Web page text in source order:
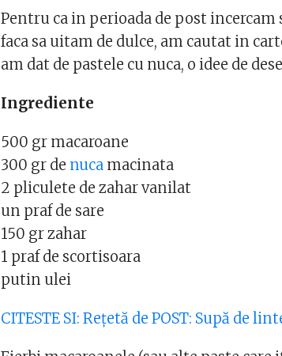
Pentru ca in perioada de post incercam
faca sa uitam de dulce, am cautat in
am dat de pastele cu nuca, o idee de
Ingrediente
500 gr macaroane
300 gr de nuca macinata
2 pliculete de zahar vanilat
un praf de sare
150 gr zahar
1 praf de scortisoara
putin ulei
CITESTE SI: Reţetă de POST: Supă de